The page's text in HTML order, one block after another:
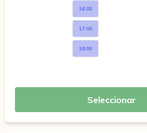
16:00
17:00
18:00
Seleccionar